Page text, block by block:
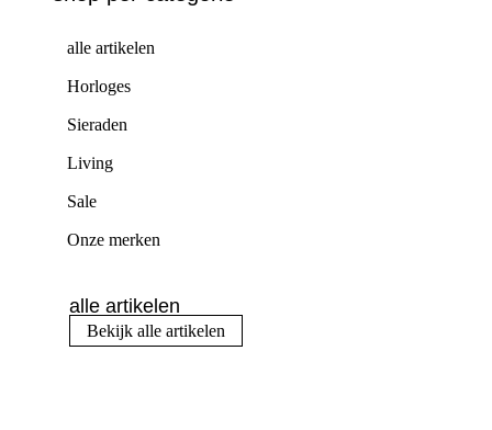
alle artikelen
Horloges
Sieraden
Living
Sale
Onze merken
alle artikelen
Bekijk alle artikelen